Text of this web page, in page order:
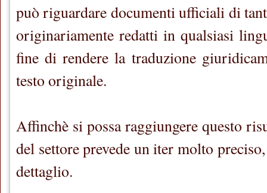
può riguardare documenti ufficiali di
originariamente redatti in qualsiasi
fine di rendere la traduzione
testo originale.
Affinchè si possa raggiungere questo
del settore prevede un iter molto
dettaglio.